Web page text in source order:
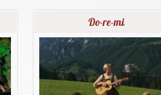
Do-re-mi